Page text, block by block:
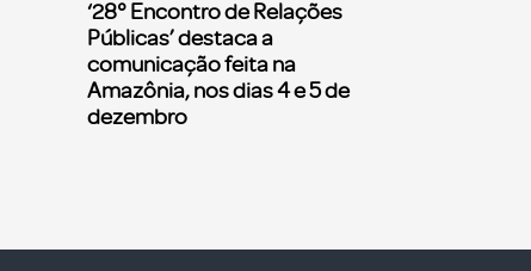
‘28° Encontro de Relações
Públicas’ destaca a
comunicação feita na
Amazônia, nos dias 4 e 5 de
dezembro